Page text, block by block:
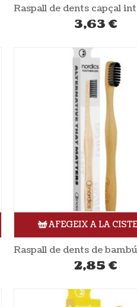
3,63 €
AFEGEIX A LA
2,85 €